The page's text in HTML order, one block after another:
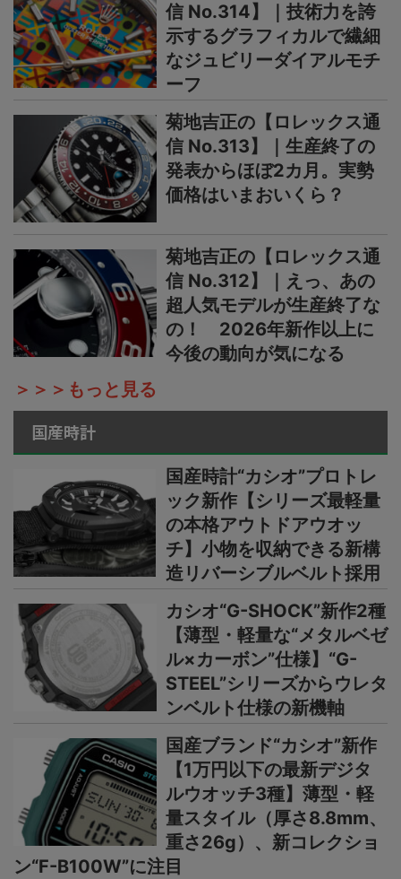
信 No.314】｜技術力を誇
示するグラフィカルで繊細
なジュビリーダイアルモチ
ーフ
菊地吉正の【ロレックス通
信 No.313】｜生産終了の
発表からほぼ2カ月。実勢
価格はいまおいくら？
菊地吉正の【ロレックス通
信 No.312】｜えっ、あの
超人気モデルが生産終了な
の！ 2026年新作以上に
今後の動向が気になる
＞＞＞もっと見る
国産時計
国産時計“カシオ”プロトレ
ック新作【シリーズ最軽量
の本格アウトドアウオッ
チ】小物を収納できる新構
造リバーシブルベルト採用
カシオ“G-SHOCK”新作2種
【薄型・軽量な“メタルベゼ
ル×カーボン”仕様】“G-
STEEL”シリーズからウレタ
ンベルト仕様の新機軸
国産ブランド“カシオ”新作
【1万円以下の最新デジタ
ルウオッチ3種】薄型・軽
量スタイル（厚さ8.8mm、
重さ26g）、新コレクショ
ン“F-B100W”に注目